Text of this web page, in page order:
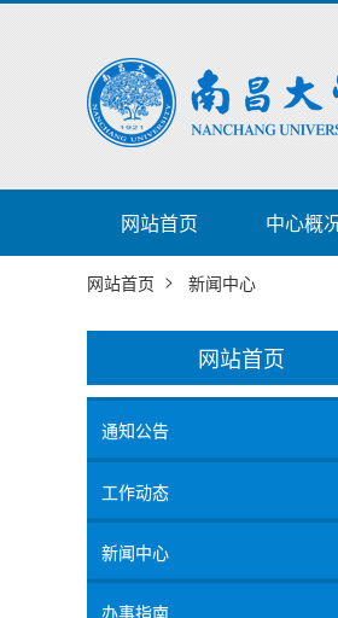
网站首页 中心概
网站首页 > 新闻中心
网站首页
通知公告
工作动态
新闻中心
办事指南